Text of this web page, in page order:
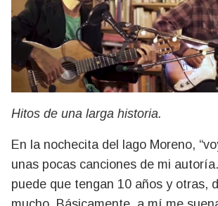
Hitos de una larga historia.
En la nochecita del lago Moreno,
unas pocas canciones de mi
puede que tengan 10 años y otras,